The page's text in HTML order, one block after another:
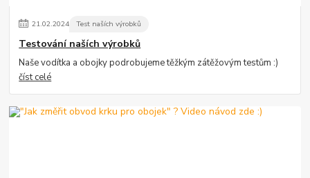
21.02.2024 Test naších výrobků
Testování naších výrobků
Naše vodítka a obojky podrobujeme těžkým zátěžovým testům :)
číst celé